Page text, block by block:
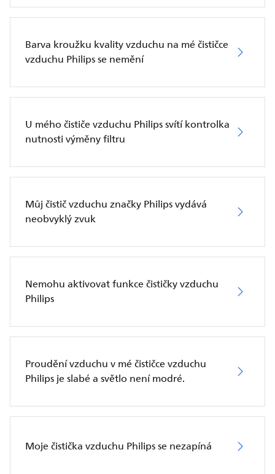
Barva kroužku kvality vzduchu na mé čističce
vzduchu Philips se nemění
U mého čističe vzduchu Philips svítí kontrolka
nutnosti výměny filtru
Můj čistič vzduchu značky Philips vydává
neobvyklý zvuk
Nemohu aktivovat funkce čističky vzduchu
Philips
Proudění vzduchu v mé čističce vzduchu
Philips je slabé a světlo není modré.
Moje čistička vzduchu Philips se nezapíná